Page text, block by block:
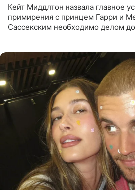
Кейт Миддлтон назвала главное
примирения с принцем Гарри и
Сассекским необходимо делом